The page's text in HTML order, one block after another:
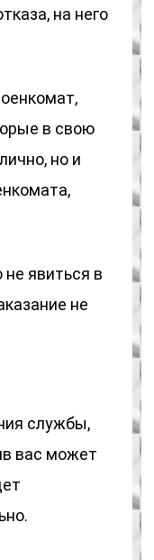
на него
в свою
но и
явиться в
не
службы,
вас может